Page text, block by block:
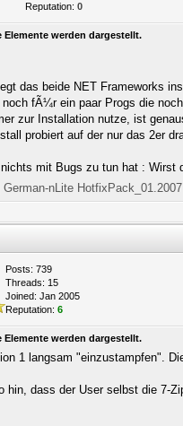
Reputation:0
Elemente werden dargestellt.
das beide NET Frameworks
noch fÃ¼r ein paar Progs die
zur Installation nutze, ist
probiert auf der nur das 2er
nichts mit Bugs zu tun hat :
German-nLite HotfixPack_01.2007
Posts: 739
Threads: 15
Joined: Jan 2005
Reputation:6
Elemente werden dargestellt.
1 langsam "einzustampfen".
hin, dass der User selbst die 7-